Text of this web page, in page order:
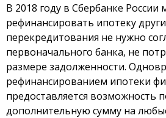
В 2018 году в Сбербанке России
рефинансировать ипотеку
перекредитования не нужно
первоначального банка, не
размере задолженности.
рефинансированием ипотеки
предоставляется возможность
дополнительную сумму на